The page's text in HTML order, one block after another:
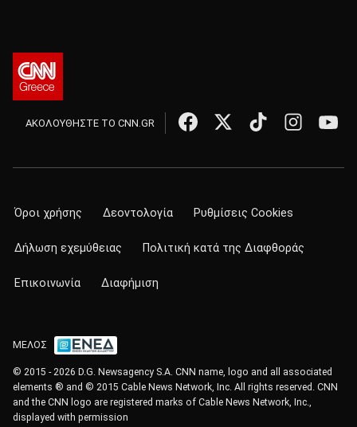
ΑΚΟΛΟΥΘΗΣΤΕ ΤΟ CNN.GR
Όροι χρήσης Δεοντολογία Ρυθμίσεις Cookies
Δήλωση εχεμύθειας Πολιτική κατά της Διαφθοράς
Επικοινωνία Διαφήμιση
ΜΕΛΟΣ
© 2015 - 2026 D.G. Newsagency S.A. CNN name, logo and all associated
elements ® and © 2015 Cable News Network, Inc. All rights reserved. CNN
and the CNN logo are registered marks of Cable News Network, Inc.,
displayed with permission